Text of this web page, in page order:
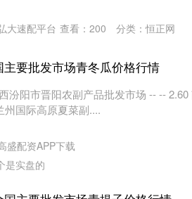
大速配平台 查看： 200 分类：恒正网
要批发市场青冬瓜价格行情
汾阳市晋阳农副产品批发市场 -- --
州国际高原夏菜副....
盛配资APP下载
是实盘的